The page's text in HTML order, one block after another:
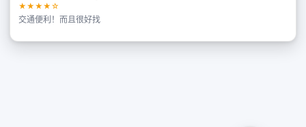
★★★★☆
交通便利！而且很好找